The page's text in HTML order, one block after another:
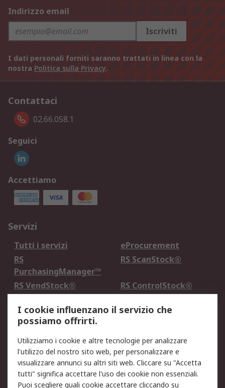
Indirizzo email
Iscriviti
I dati personali forniti saranno trattati in linea con la
nostra Politica sulla Privacy.
Contattaci
02.66.058.1
Seguici
Accettiamo
Servizi
Tutti i servizi
eProcurement
RS
PurchasingManager™
RS ScanStock®
RS VendStock®
RS ControlStock®
Legale
Informativa Cookie
Informativa Privacy -
Aggiornata
Email Security
Termini d'uso
Condizioni di vendita
Condizioni generali di
I cookie influenzano il servizio che
possiamo offrirti.
Utilizziamo i cookie e altre tecnologie per analizzare
l'utilizzo del nostro sito web, per personalizzare e
visualizzare annunci su altri siti web. Cliccare su "Accetta
tutti" significa accettare l'uso dei cookie non essenziali.
Puoi scegliere quali cookie accettare cliccando su